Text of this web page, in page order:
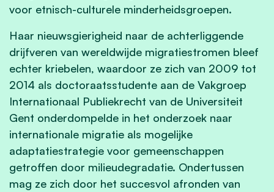
voor etnisch-culturele minderheidsgroepen.
Haar nieuwsgierigheid naar de achterliggende
drijfveren van wereldwijde migratiestromen bleef
echter kriebelen, waardoor ze zich van 2009 tot
2014 als doctoraatsstudente aan de Vakgroep
Internationaal Publiekrecht van de Universiteit
Gent onderdompelde in het onderzoek naar
internationale migratie als mogelijke
adaptatiestrategie voor gemeenschappen
getroffen door milieudegradatie. Ondertussen
mag ze zich door het succesvol afronden van